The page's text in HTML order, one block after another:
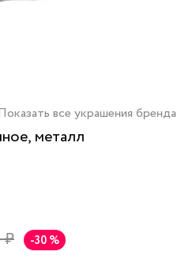
все украшения бренда
металл
₽ -30 %